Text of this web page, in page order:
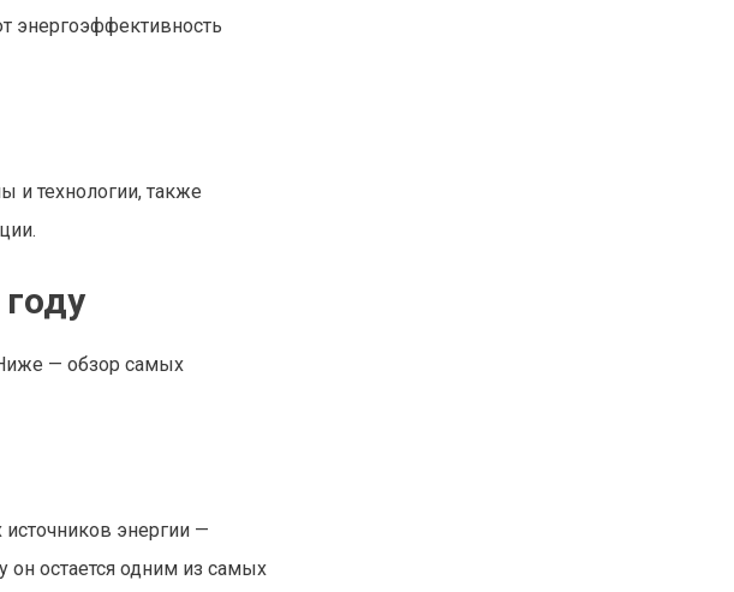
энергоэффективность
и технологии, также
— обзор самых
энергии —
он остается одним из самых